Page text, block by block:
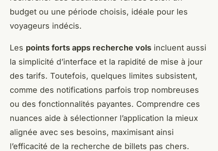
budget ou une période choisis, idéale pour les
voyageurs indécis.
Les points forts apps recherche vols incluent aussi
la simplicité d’interface et la rapidité de mise à jour
des tarifs. Toutefois, quelques limites subsistent,
comme des notifications parfois trop nombreuses
ou des fonctionnalités payantes. Comprendre ces
nuances aide à sélectionner l’application la mieux
alignée avec ses besoins, maximisant ainsi
l’efficacité de la recherche de billets pas chers.